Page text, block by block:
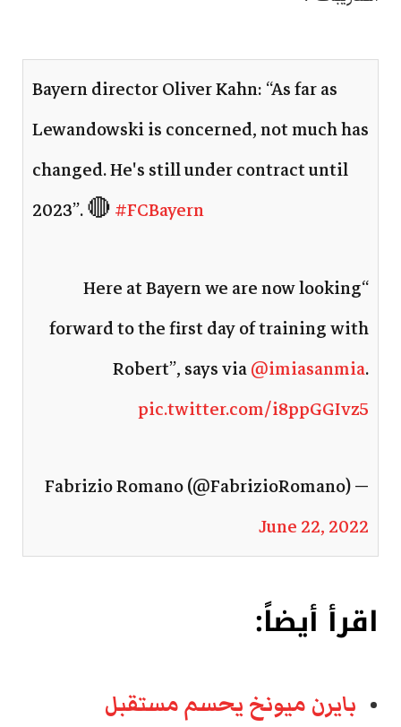
Bayern director Oliver Kahn: “As far as
Lewandowski is concerned, not much has
changed. He's still under contract until
2023”. 🔴#FCBayern
“Here at Bayern we are now looking
forward to the first day of training with
Robert”, says via@imiasanmia.
pic.twitter.com/i8ppGGIvz5
— Fabrizio Romano (@FabrizioRomano)
June 22, 2022
اقرأ أيضاً:
بايرن ميونخ يحسم مستقبل